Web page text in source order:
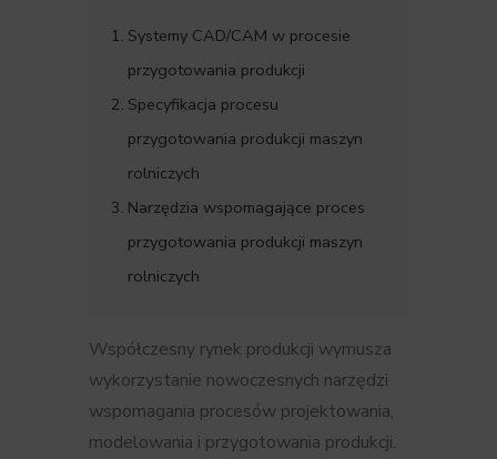
Systemy CAD/CAM w procesie
przygotowania produkcji
Specyfikacja procesu
przygotowania produkcji maszyn
rolniczych
Narzędzia wspomagające proces
przygotowania produkcji maszyn
rolniczych
Współczesny rynek produkcji wymusza
wykorzystanie nowoczesnych narzędzi
wspomagania procesów projektowania,
modelowania i przygotowania produkcji.